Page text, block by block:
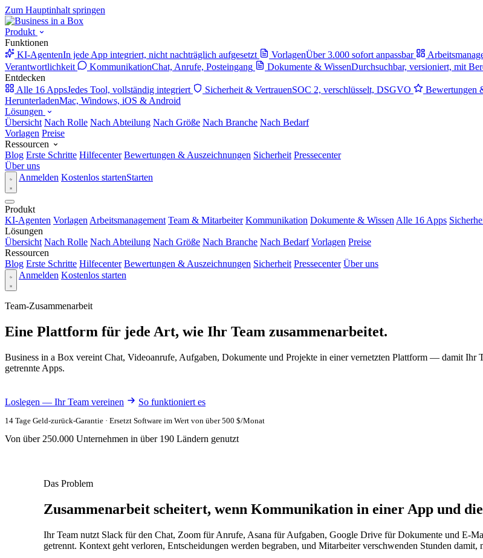
Zum Hauptinhalt springen
Produkt
Funktionen
KI-AgentenIn jede App integriert, nicht nachträglich aufgesetzt VorlagenÜber 3.000 sofort anpassbar
Verantwortlichkeit
KommunikationChat, Anrufe, Posteingang Dokumente & WissenDurchsuchbar, versioniert, mit
Entdecken
Alle 16 AppsJedes Tool, vollständig integriert Sicherheit & VertrauenSOC 2, verschlüsselt, DSGVO Bewertungen
HerunterladenMac, Windows, iOS & Android
Lösungen
Übersicht Nach Rolle Nach Abteilung Nach Größe Nach Branche Nach Bedarf
Vorlagen Preise
Ressourcen
Blog Erste Schritte Hilfecenter Bewertungen & Auszeichnungen Sicherheit Pressecenter
Über uns
Anmelden Kostenlos startenStarten
Produkt
KI-Agenten Vorlagen Arbeitsmanagement Team & Mitarbeiter Kommunikation Dokumente & Wissen Alle 16 Apps
Lösungen
Übersicht Nach Rolle Nach Abteilung Nach Größe Nach Branche Nach Bedarf Vorlagen Preise
Ressourcen
Blog Erste Schritte Hilfecenter Bewertungen & Auszeichnungen Sicherheit Pressecenter Über uns
Anmelden Kostenlos starten
Team-Zusammenarbeit
Eine Plattform für jede Art, wie Ihr Team zusammenarbeitet.
Business in a Box vereint Chat, Videoanrufe, Aufgaben, Dokumente und Projekte in einer vernetzten Plattform — damit Ihr
getrennte Apps.
Loslegen — Ihr Team vereinen So funktioniert es
14 Tage Geld-zurück-Garantie · Ersetzt Software im Wert von über 500 $/Monat
Von über 250.000 Unternehmen in über 190 Ländern genutzt
Das Problem
Zusammenarbeit scheitert, wenn Kommunikation in einer App und
Ihr Team nutzt Slack für den Chat, Zoom für Anrufe, Asana für Aufgaben, Google Drive für Dokumente und E-
getrennt. Kontext geht verloren, Entscheidungen werden begraben, und Mitarbeiter verschwenden Stunden damit,